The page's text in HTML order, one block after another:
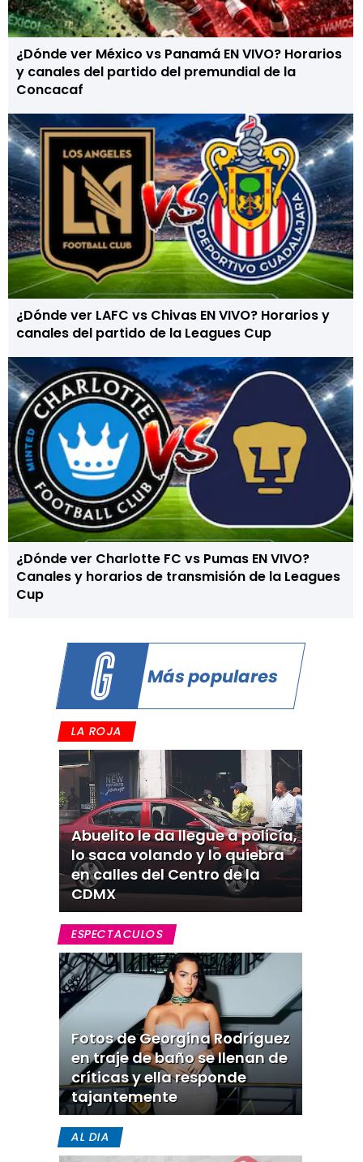
¿Dónde ver México vs Panamá EN VIVO? Horarios
y canales del partido del premundial de la
Concacaf
¿Dónde ver LAFC vs Chivas EN VIVO? Horarios y
canales del partido de la Leagues Cup
¿Dónde ver Charlotte FC vs Pumas EN VIVO?
Canales y horarios de transmisión de la Leagues
Cup
Más populares
LA ROJA
Abuelito le da llegue a policía,
lo saca volando y lo quiebra
en calles del Centro de la
CDMX
ESPECTACULOS
Fotos de Georgina Rodríguez
en traje de baño se llenan de
críticas y ella responde
tajantemente
AL DIA